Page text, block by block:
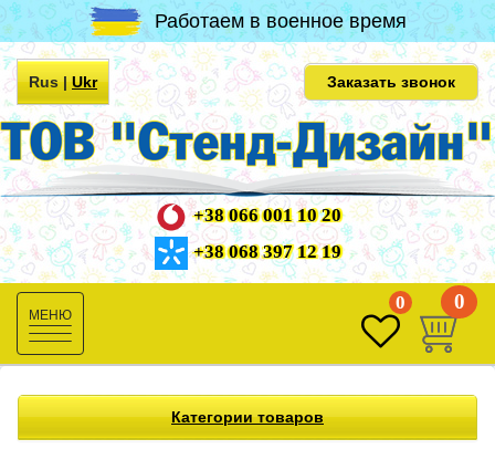
Работаем в военное время
Rus|Ukr Заказать звонок
+38 066 001 10 20
+38 068 397 12 19
Toggle
navigation
0 0
Категории товаров